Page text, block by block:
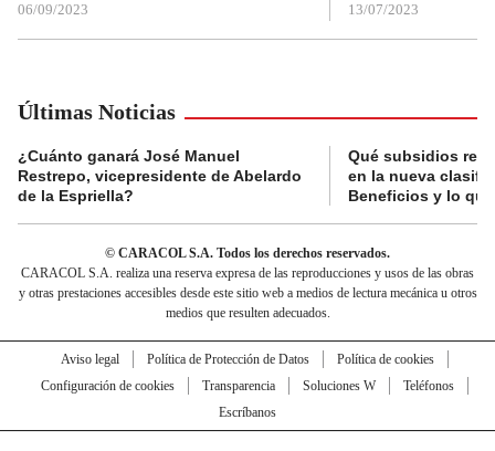
06/09/2023 13/07/2023
Últimas Noticias
¿Cuánto ganará José Manuel
Restrepo, vicepresidente de Abelardo
de la Espriella?
Qué subsidios
en la nueva
Beneficios y lo
© CARACOL S.A. Todos los derechos reservados.
CARACOL S.A. realiza una reserva expresa de las reproducciones y usos de las obras
y otras prestaciones accesibles desde este sitio web a medios de lectura mecánica u otros
medios que resulten adecuados.
Aviso legal Política de Protección de Datos
Política de cookies
Configuración de cookies
Transparencia Soluciones W
Teléfonos
Escríbanos